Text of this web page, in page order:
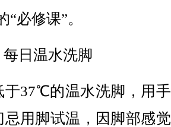
“必修课”。
日温水洗脚
37℃的温水洗脚，用手
忌用脚试温，因脚部感